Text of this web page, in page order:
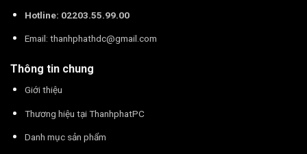
Hotline: 02203.55.99.00
Email: thanhphathdc@gmail.com
Thông tin chung
Giới thiệu
Thương hiệu tại ThanhphatPC
Danh mục sản phẩm